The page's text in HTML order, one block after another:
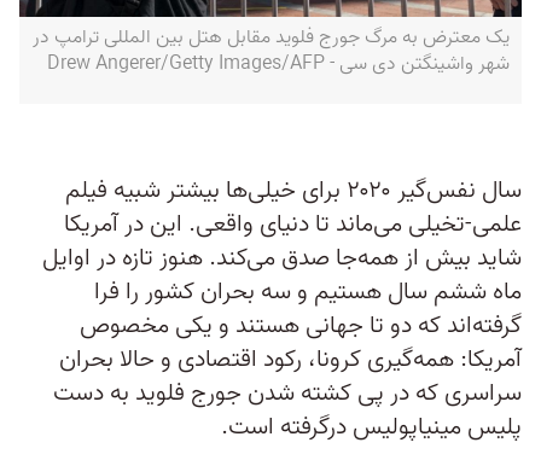
یک معترض به مرگ جورج فلوید مقابل هتل بین المللی ترامپ در
شهر واشینگتن دی سی - Drew Angerer/Getty Images/AFP
سال نفس‌گیر ۲۰۲۰ برای خیلی‌ها بیشتر شبیه فیلم
علمی-تخیلی می‌ماند تا دنیای واقعی. این در آمریکا
شاید بیش از همه‌جا صدق می‌کند. هنوز تازه در اوایل
ماه ششم سال هستیم و سه بحران کشور را فرا
گرفته‌اند که دو تا جهانی هستند و یکی مخصوص
آمریکا: همه‌گیری کرونا، رکود اقتصادی و حالا بحران
سراسری که در پی کشته شدن جورج فلوید به دست
پلیس مینیاپولیس درگرفته است.